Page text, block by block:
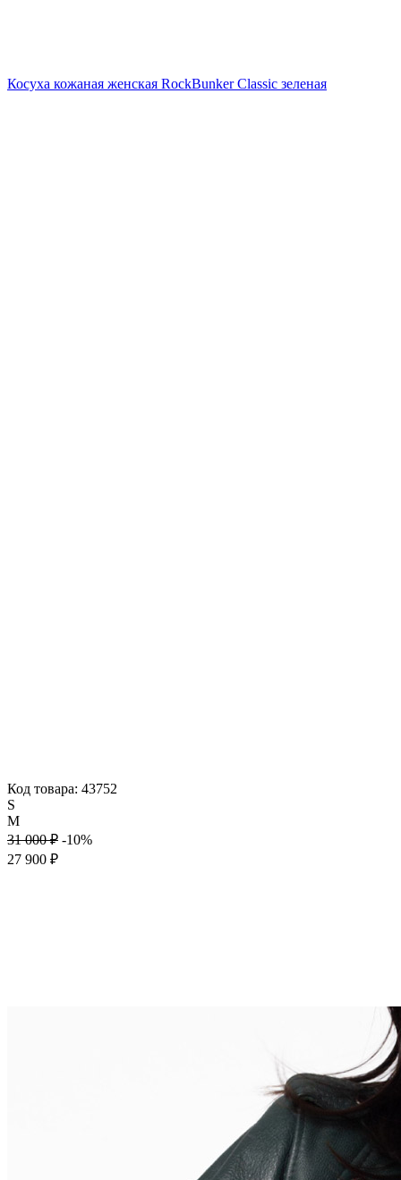
Косуха кожаная женская RockBunker Classic зеленая
Код товара: 43752
S
M
31 000 ₽ -10%
27 900 ₽